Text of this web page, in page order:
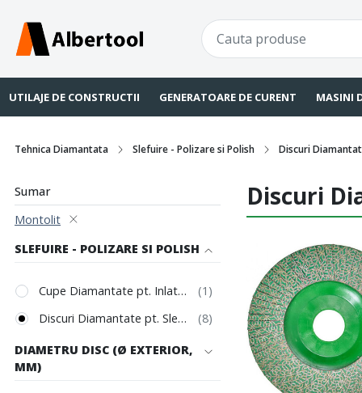
UTILAJE DE CONSTRUCTII GENERATOARE DE CURENT MASINI
Tehnica Diamantata Slefuire - Polizare si Polish Discuri
Sumar
Montolit
SLEFUIRE - POLIZARE SI POLISH
Cupe Diamantate pt. Inlaturare Vopsele / Epoxi
Discuri Diamantate pt. Slefuire Muchii
DIAMETRU DISC (Ø EXTERIOR,
MM)
Discuri